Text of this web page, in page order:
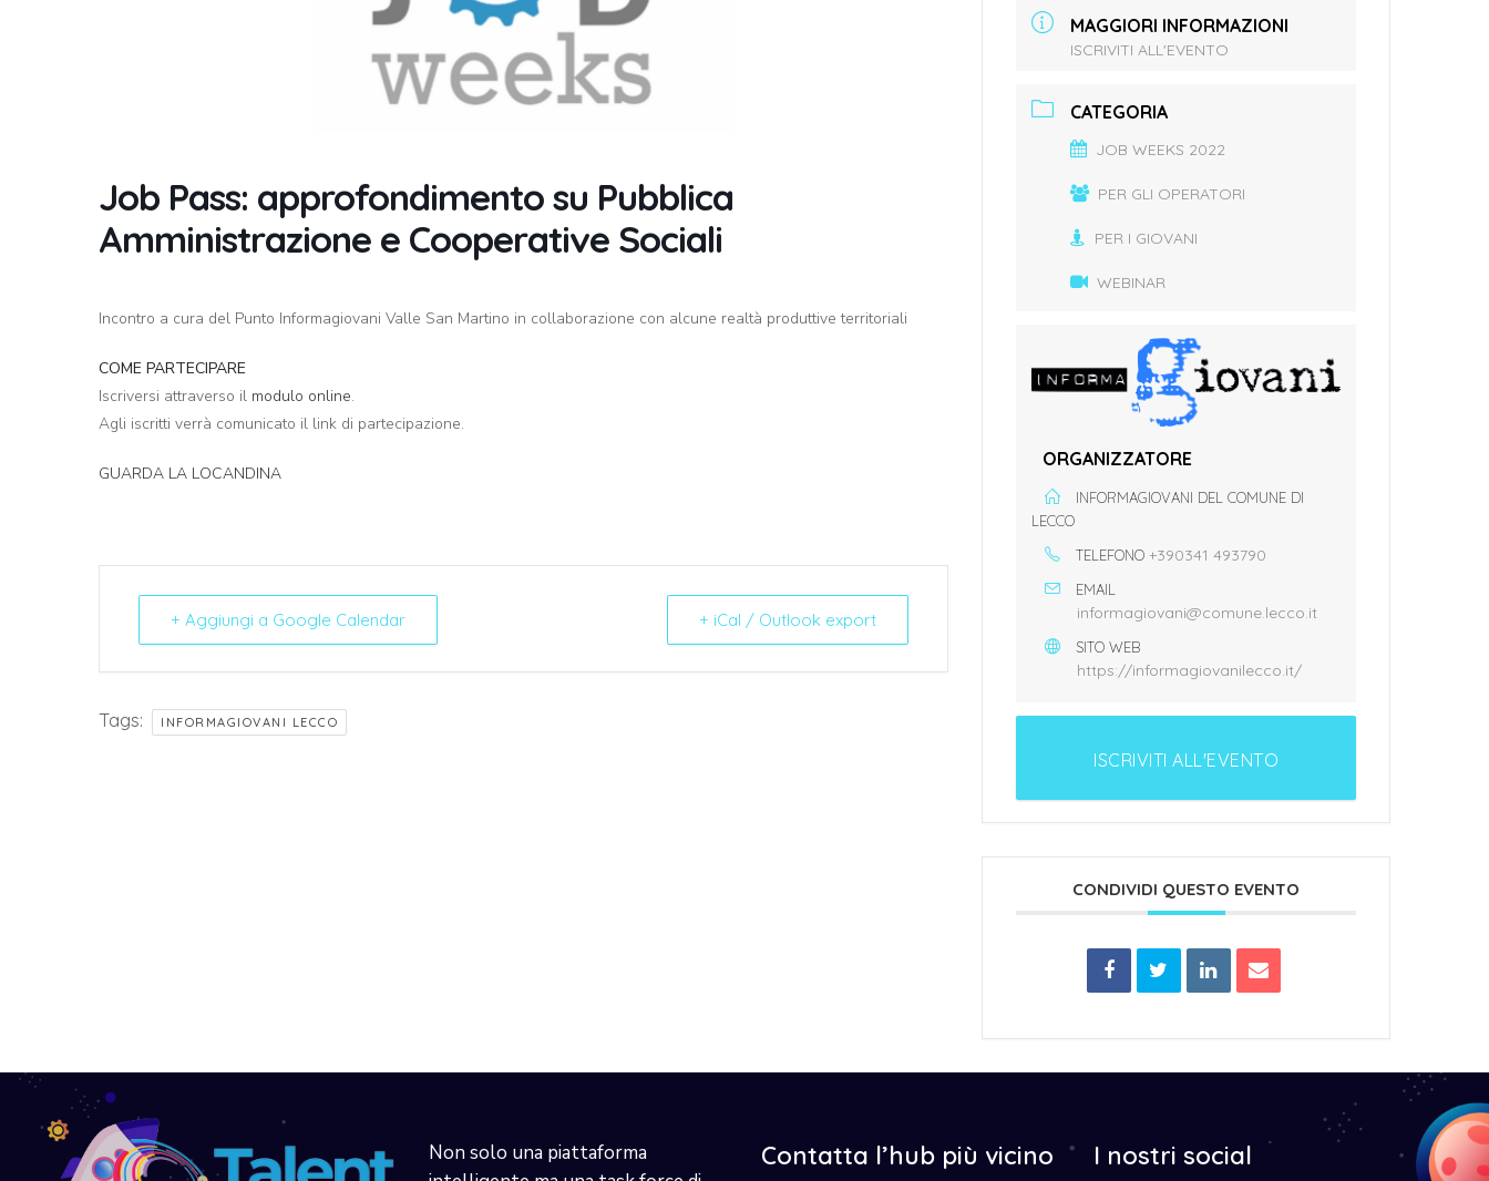
Job Pass: approfondimento su Pubblica
Amministrazione e Cooperative Sociali
Incontro a cura del Punto Informagiovani Valle San Martino in collaborazione con alcune realtà produttive territoriali
COME PARTECIPARE
Iscriversi attraverso il modulo online.
Agli iscritti verrà comunicato il link di partecipazione.
GUARDA LA LOCANDINA
+ Aggiungi a Google Calendar + iCal / Outlook export
Tags: INFORMAGIOVANI LECCO
MAGGIORI INFORMAZIONI
ISCRIVITI ALL'EVENTO
CATEGORIA
JOB WEEKS 2022
PER GLI OPERATORI
PER I GIOVANI
WEBINAR
ORGANIZZATORE
INFORMAGIOVANI DEL COMUNE DI
LECCO
TELEFONO +390341 493790
EMAIL
informagiovani@comune.lecco.it
SITO WEB
https://informagiovanilecco.it/
ISCRIVITI ALL'EVENTO
CONDIVIDI QUESTO EVENTO
Non solo una piattaforma
Contatta l’hub più vicino I nostri social